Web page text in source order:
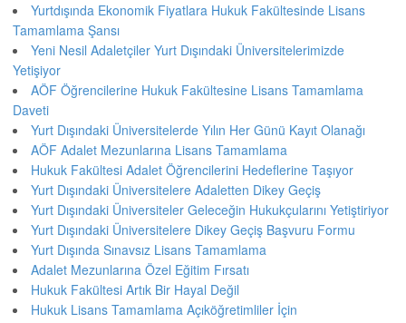
Yurtdışında Ekonomik Fiyatlara Hukuk Fakültesinde Lisans
Tamamlama Şansı
Yeni Nesil Adaletçiler Yurt Dışındaki Üniversitelerimizde
Yetişiyor
AÖF Öğrencilerine Hukuk Fakültesine Lisans Tamamlama
Daveti
Yurt Dışındaki Üniversitelerde Yılın Her Günü Kayıt Olanağı
AÖF Adalet Mezunlarına Lisans Tamamlama
Hukuk Fakültesi Adalet Öğrencilerini Hedeflerine Taşıyor
Yurt Dışındaki Üniversitelere Adaletten Dikey Geçiş
Yurt Dışındaki Üniversiteler Geleceğin Hukukçularını Yetiştiriyor
Yurt Dışındaki Üniversitelere Dikey Geçiş Başvuru Formu
Yurt Dışında Sınavsız Lisans Tamamlama
Adalet Mezunlarına Özel Eğitim Fırsatı
Hukuk Fakültesi Artık Bir Hayal Değil
Hukuk Lisans Tamamlama Açıköğretimliler İçin